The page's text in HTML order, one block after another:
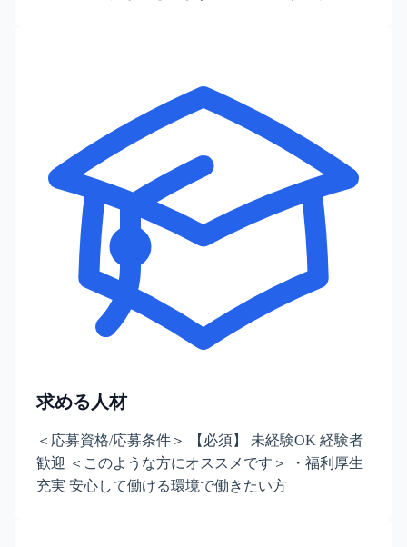
求める人材
＜応募資格/応募条件＞ 【必須】 未経験OK 経験者
歓迎 ＜このような方にオススメです＞ ・福利厚生
充実 安心して働ける環境で働きたい方